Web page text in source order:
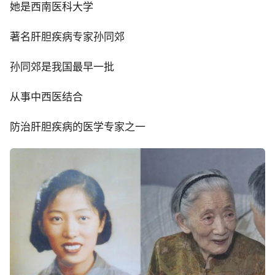
她是西南医科大学
著名肝胆疾病专家孙同郊
孙同郊是我国最早一批
从事中西医结合
防治肝胆疾病的医学专家之一